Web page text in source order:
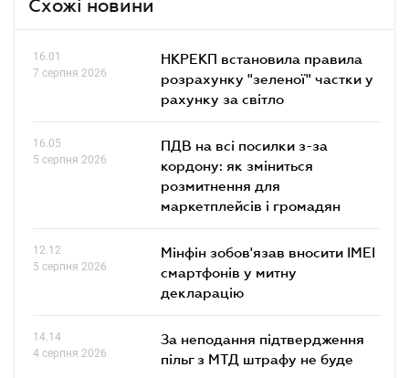
Схожі новини
16.01
7 серпня 2026
НКРЕКП встановила правила
розрахунку "зеленої" частки у
рахунку за світло
16.05
5 серпня 2026
ПДВ на всі посилки з-за
кордону: як зміниться
розмитнення для
маркетплейсів і громадян
12.12
5 серпня 2026
Мінфін зобов'язав вносити IMEI
смартфонів у митну
декларацію
14.14
4 серпня 2026
За неподання підтвердження
пільг з МТД штрафу не буде